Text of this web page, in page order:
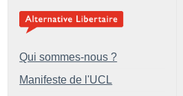
Qui sommes-nous ?
Manifeste de l'UCL